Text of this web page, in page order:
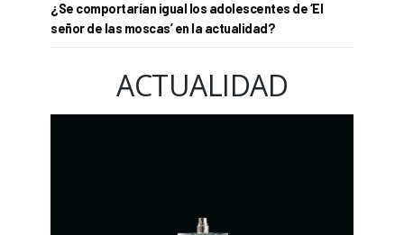
¿Se comportarían igual los adolescentes de ‘El
señor de las moscas’ en la actualidad?
ACTUALIDAD